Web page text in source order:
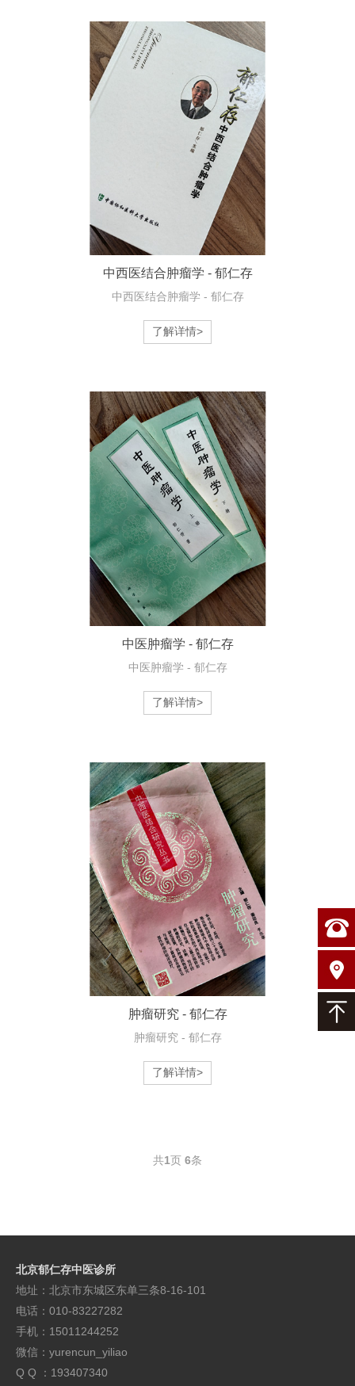
中西医结合肿瘤学 - 郁仁存
中西医结合肿瘤学 - 郁仁存
了解详情>
中医肿瘤学 - 郁仁存
中医肿瘤学 - 郁仁存
了解详情>
肿瘤研究 - 郁仁存
肿瘤研究 - 郁仁存
了解详情>
共1页 6条
北京郁仁存中医诊所
地址：北京市东城区东单三条8-16-101
电话：010-83227282
手机：15011244252
微信：yurencun_yiliao
Q Q ：193407340